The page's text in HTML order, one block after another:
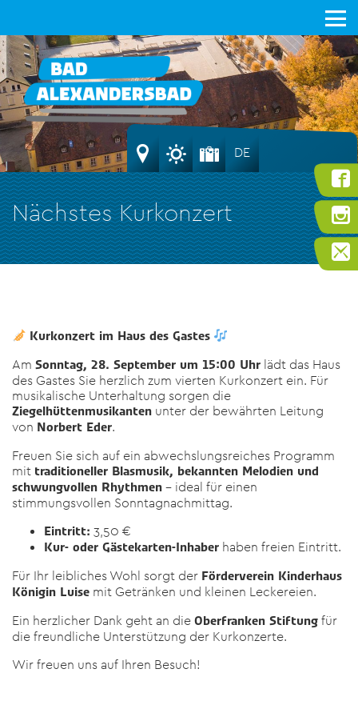
Nächstes Kurkonzert
DE
Kurkonzert im Haus des Gastes
Am Sonntag, 28. September um 15:00 Uhr lädt das Haus
des Gastes Sie herzlich zum vierten Kurkonzert ein. Für
musikalische Unterhaltung sorgen die
Ziegelhüttenmusikanten unter der bewährten Leitung
von Norbert Eder.
Freuen Sie sich auf ein abwechslungsreiches Programm
mit traditioneller Blasmusik, bekannten Melodien und
schwungvollen Rhythmen – ideal für einen
stimmungsvollen Sonntagnachmittag.
Eintritt: 3,50 €
Kur- oder Gästekarten-Inhaber haben freien Eintritt.
Für Ihr leibliches Wohl sorgt der Förderverein Kinderhaus
Königin Luise mit Getränken und kleinen Leckereien.
Ein herzlicher Dank geht an die Oberfranken Stiftung für
die freundliche Unterstützung der Kurkonzerte.
Wir freuen uns auf Ihren Besuch!